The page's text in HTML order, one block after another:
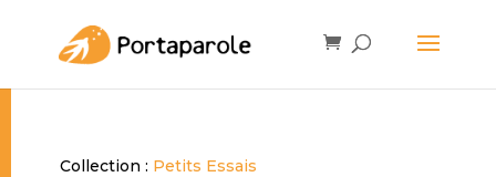
Collection : Petits Essais